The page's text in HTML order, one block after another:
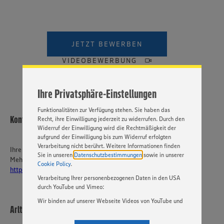
Ihre Privatsphäre-Einstellungen
Website zu personalisieren und Ihnen möglichst relevante
Inhalte anzubieten. Ihre Einwilligung in die Nutzung von
Cookies und anderer Technologien ist freiwillig und kann
„EINSTELLUNGEN ÄNDERN”. Bitte beachten Sie, dass auf
Basis Ihrer Einstellungen ggf. nicht mehr alle
Funktionalitäten zur Verfügung stehen. Sie haben das
Recht, ihre Einwilligung jederzeit zu widerrufen. Durch den
Widerruf der Einwilligung wird die Rechtmäßigkeit der
aufgrund der Einwilligung bis zum Widerruf erfolgten
Verarbeitung nicht berührt. Weitere Informationen finden
Sie in unseren Datenschutzbestimmungen sowie in unserer
Cookie Policy.
Verarbeitung Ihrer personenbezogenen Daten in den USA
durch YouTube und Vimeo:
Wir binden auf unserer Webseite Videos von YouTube und
Einstellungen bezüglich YouTube und Vimeo zu ändern,
JETZT BEWERBEN
VIDEOBEWERBUNG
Kontakt
Ihre Ansprechperson
Mehr über EDEKA Südwest:
https://karriere-edeka.de/
Arlt & Trostel OHG